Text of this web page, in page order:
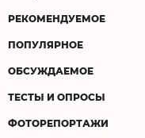
РЕКОМЕНДУЕМОЕ
ПОПУЛЯРНОЕ
ОБСУЖДАЕМОЕ
ТЕСТЫ И ОПРОСЫ
ФОТОРЕПОРТАЖИ